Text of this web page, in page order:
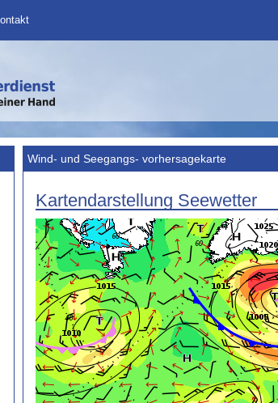
Wind- und Seegangs- vorhersagekarte
Kartendarstellung Seewetter